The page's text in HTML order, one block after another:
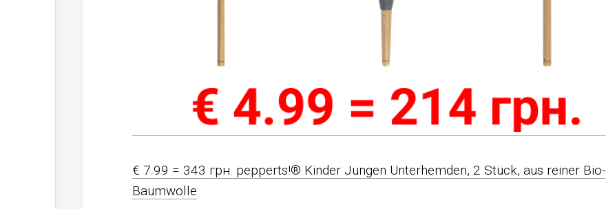
€ 7.99 = 343 грн. pepperts!® Kinder Jungen Unterhemden, 2 Stück, aus reiner Bio-
Baumwolle